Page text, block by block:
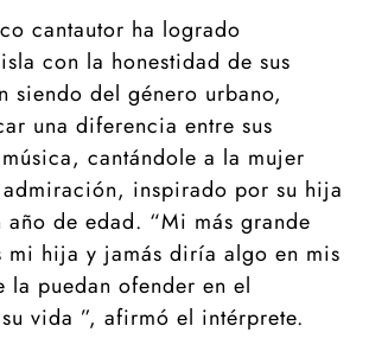
cantautor ha logrado
con la honestidad de sus
siendo del género urbano,
una diferencia entre sus
cantándole a la mujer
inspirado por su hija
año de edad. “Mi más grande
mi hija y jamás diría algo en mis
la puedan ofender en el
vida ”, afirmó el intérprete.